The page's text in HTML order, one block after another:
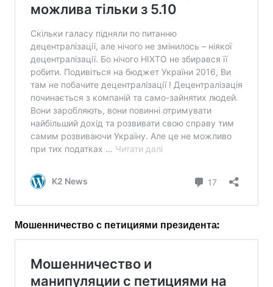
Мошенничество с петициями президента: